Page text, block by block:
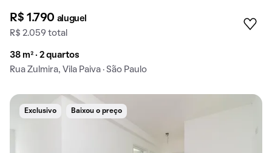
R$ 1.790 aluguel
R$ 2.059 total
38 m² · 2 quartos
Rua Zulmira, Vila Paiva · São Paulo
Exclusivo Baixou o preço